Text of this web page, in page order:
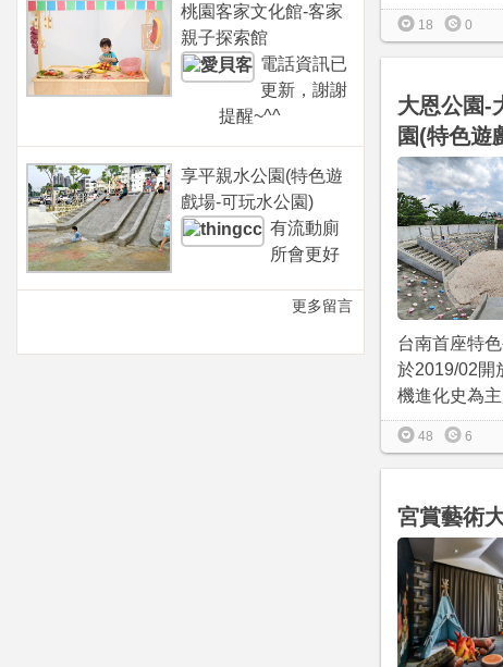
桃園客家文化館-客家
親子探索館
電話資訊已
更新，謝謝
提醒~^^
享平親水公園(特色遊
戲場-可玩水公園)
有流動廁
所會更好
更多留言
18 0
大恩公園-
園(特色遊
台南首座特
於2019/02開
機進化史為
48 6
宮賞藝術